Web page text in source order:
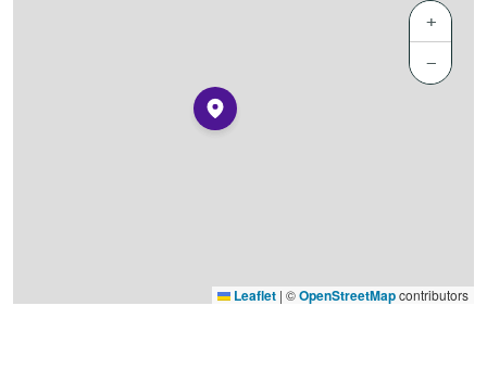
+
−
Leaflet | ©OpenStreetMapcontributors